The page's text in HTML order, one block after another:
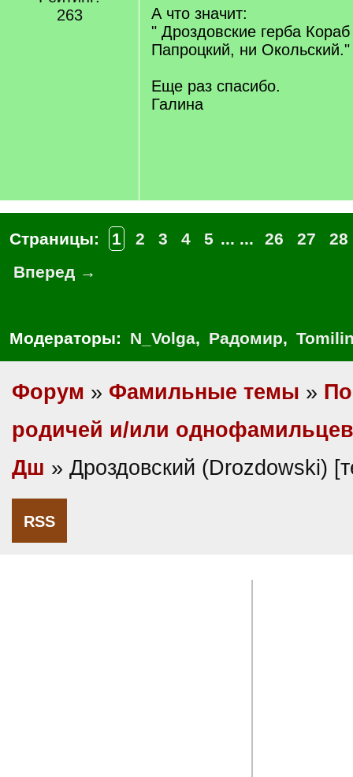
263
А что значит:
" Дроздовские герба
Папроцкий, ни Окольский."
Еще раз спасибо.
Галина
Страницы: 1 2 3 4 5 ... ... 26 27
28
Вперед →
Модераторы: N_Volga, Радомир,
Форум » Фамильные темы »
родичей и/или однофамильцев
Дш » Дроздовский (Drozdowski)
RSS